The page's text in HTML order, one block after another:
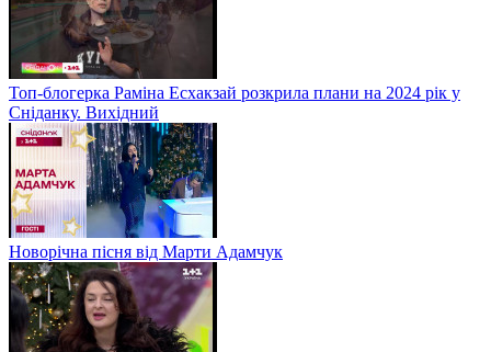
Топ-блогерка Раміна Есхакзай розкрила плани на 2024 рік у
Сніданку. Вихідний
Новорічна пісня від Марти Адамчук